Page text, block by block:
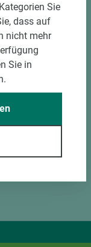
Sie
dass auf
nicht mehr
Sie in